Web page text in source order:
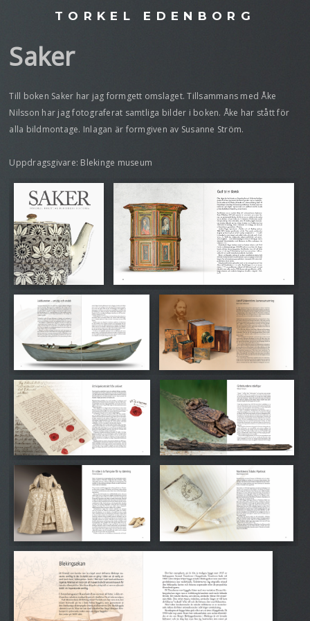
TORKEL EDENBORG
Saker
Till boken Saker har jag formgett omslaget. Tillsammans med Åke
Nilsson har jag fotograferat samtliga bilder i boken. Åke har stått för
alla bildmontage. Inlagan är formgiven av Susanne Ström.
Uppdragsgivare: Blekinge museum